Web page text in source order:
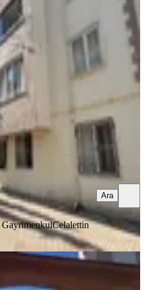
Mahallesi
·Düz Giriş (Zemin)· 06.08.2026
Yarpuz
GayrimenkulCelalettin
Ara
İpeksaray
Kiralık 5+1